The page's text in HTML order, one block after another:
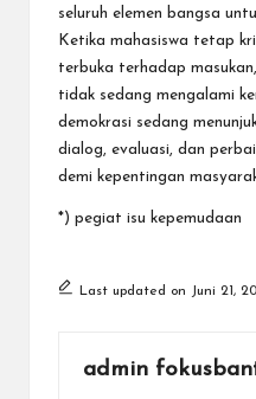
seluruh elemen bangsa
Ketika mahasiswa tetap
terbuka terhadap
tidak sedang mengalami
demokrasi sedang
dialog, evaluasi, dan
demi kepentingan
*) pegiat isu kepemudaan
Last updated on Juni 21,
admin